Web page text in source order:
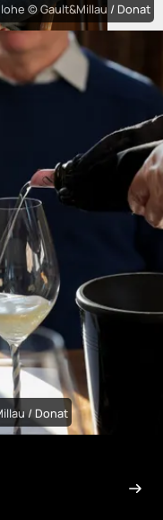
© Gault&Millau / Donat
/ Donat